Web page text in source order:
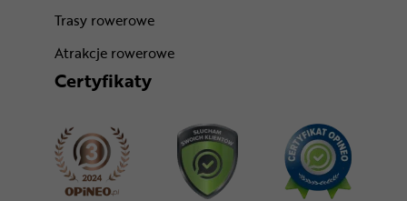
Trasy rowerowe
Atrakcje rowerowe
Certyfikaty